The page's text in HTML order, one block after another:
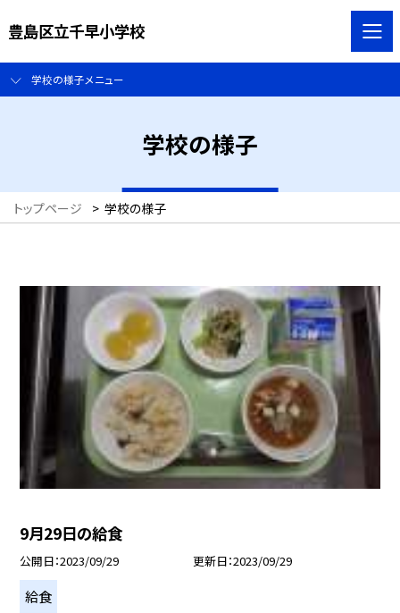
豊島区立千早小学校
学校の様子メニュー
学校の様子
トップページ > 学校の様子
9月29日の給食
公開日 2023/09/29 更新日 2023/09/29
給食